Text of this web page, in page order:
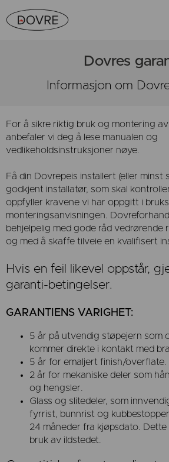
Dovres
Informasjon om
For å sikre riktig bruk og montering
anbefaler vi deg å lese manualen og
vedlikeholdsinstruksjoner nøye.
Få din Dovrepeis installert (eller minst
godkjent installatør, som skal
oppfyller kravene vi har oppgitt i
monteringsanvisningen.
behjelpelig med gode råd vedrørende
og med å skaffe tilveie en kvalifisert
Hvis en feil likevel oppstår,
garanti-betingelser.
GARANTIENS VARIGHET:
5 år på utvendig støpejern som
kommer direkte i kontakt med
5 år for emaljert finish/overflate.
2 år for mekaniske deler som
og hengsler.
Glass og slitedeler, som
fyrrist, bunnrist og
24 måneder fra kjøpsdato.
bruk av ildstedet.